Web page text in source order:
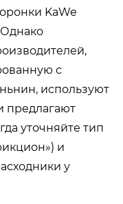
KaWe
с
используют
предлагают
уточняйте тип
и
у